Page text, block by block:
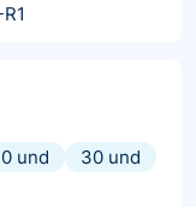
und
30 und